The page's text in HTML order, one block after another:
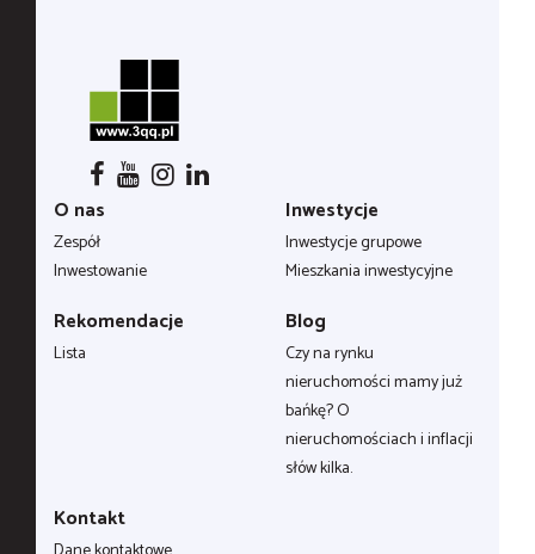
O nas
Zespół
Inwestowanie
Inwestycje
Inwestycje grupowe
Mieszkania inwestycyjne
Rekomendacje
Lista
Blog
Czy na rynku
nieruchomości mamy już
bańkę? O
nieruchomościach i inflacji
słów kilka.
Kontakt